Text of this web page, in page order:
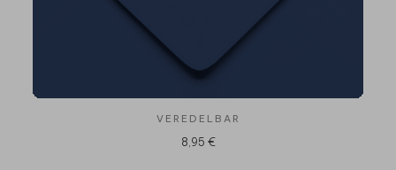
VEREDELBAR
8,95 €